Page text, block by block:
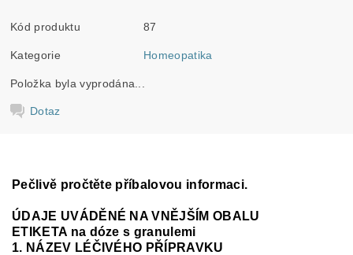
Kód produktu 87
Kategorie Homeopatika
Položka byla vyprodána...
Dotaz
Pečlivě pročtěte příbalovou informaci.
ÚDAJE UVÁDĚNÉ NA VNĚJŠÍM OBALU
ETIKETA na dóze s granulemi
1. NÁZEV LÉČIVÉHO PŘÍPRAVKU